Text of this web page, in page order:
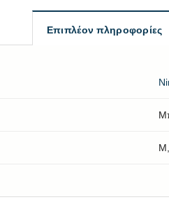
Επιπλέον πληροφορίες